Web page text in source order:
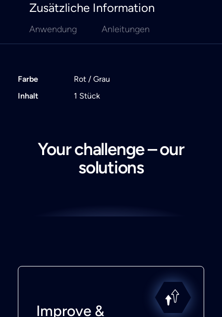
Zusätzliche Information
Anwendung Anleitungen
Farbe
Rot / Grau
Inhalt
1 Stück
Your challenge – our
solutions
Improve &